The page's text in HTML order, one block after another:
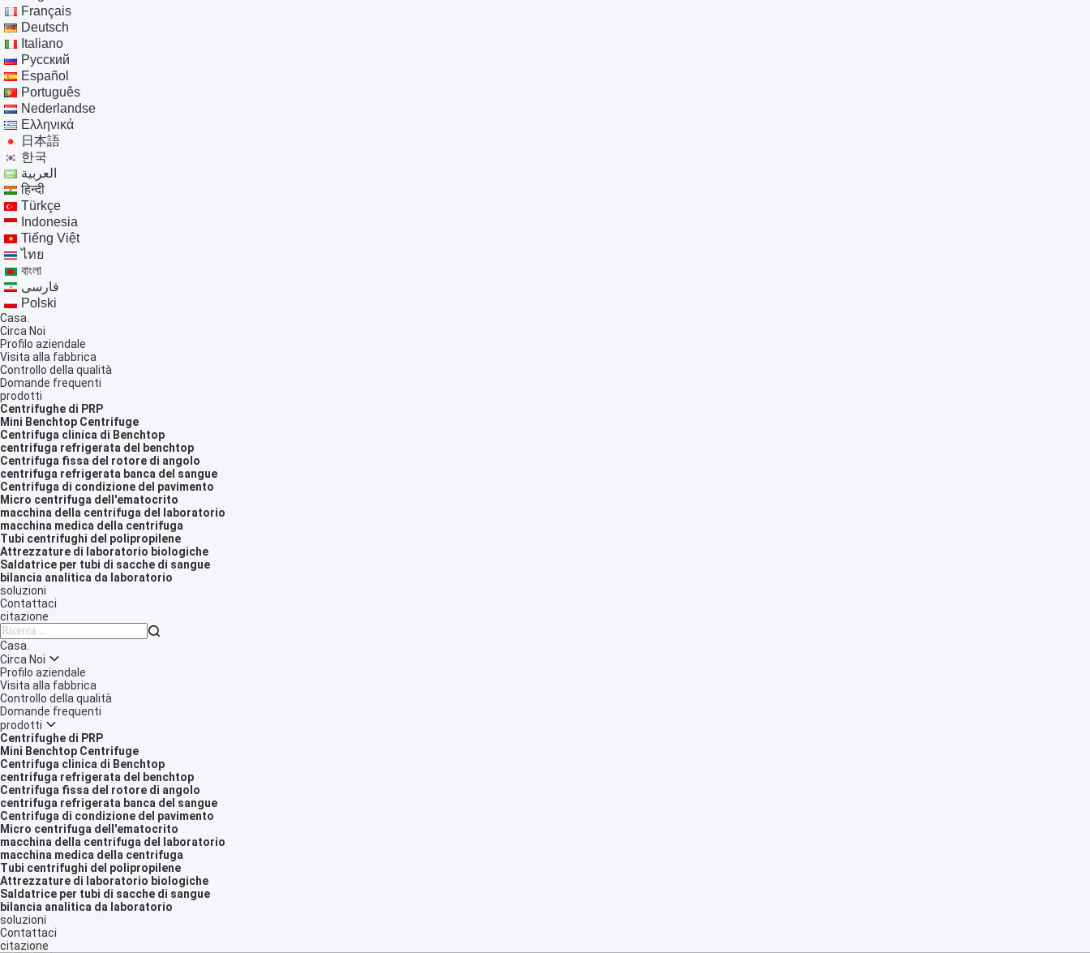
Français
Deutsch
Italiano
Русский
Español
Português
Nederlandse
Ελληνικά
日本語
한국
العربية
हिन्दी
Türkçe
Indonesia
Tiếng Việt
ไทย
বাংলা
فارسی
Polski
Casa.
Circa Noi
Profilo aziendale
Visita alla fabbrica
Controllo della qualità
Domande frequenti
prodotti
Centrifughe di PRP
Mini Benchtop Centrifuge
Centrifuga clinica di Benchtop
centrifuga refrigerata del benchtop
Centrifuga fissa del rotore di angolo
centrifuga refrigerata banca del sangue
Centrifuga di condizione del pavimento
Micro centrifuga dell'ematocrito
macchina della centrifuga del laboratorio
macchina medica della centrifuga
Tubi centrifughi del polipropilene
Attrezzature di laboratorio biologiche
Saldatrice per tubi di sacche di sangue
bilancia analitica da laboratorio
soluzioni
Contattaci
citazione

Casa.
Circa Noi
Profilo aziendale
Visita alla fabbrica
Controllo della qualità
Domande frequenti
prodotti
Centrifughe di PRP
Mini Benchtop Centrifuge
Centrifuga clinica di Benchtop
centrifuga refrigerata del benchtop
Centrifuga fissa del rotore di angolo
centrifuga refrigerata banca del sangue
Centrifuga di condizione del pavimento
Micro centrifuga dell'ematocrito
macchina della centrifuga del laboratorio
macchina medica della centrifuga
Tubi centrifughi del polipropilene
Attrezzature di laboratorio biologiche
Saldatrice per tubi di sacche di sangue
bilancia analitica da laboratorio
soluzioni
Contattaci
citazione